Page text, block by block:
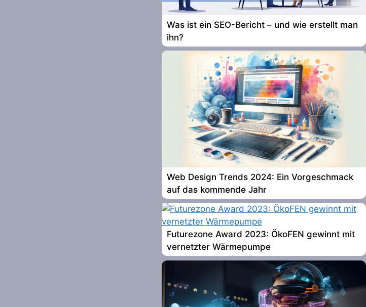
Was ist ein SEO-Bericht – und wie erstellt man
ihn?
Web Design Trends 2024: Ein Vorgeschmack
auf das kommende Jahr
Futurezone Award 2023: ÖkoFEN gewinnt mit
vernetzter Wärmepumpe